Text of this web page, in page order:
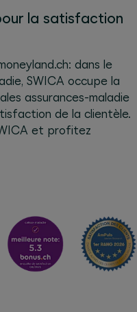
la satisfaction
dans le
SWICA occupe la
assurances-maladie
de la clientèle.
et profitez